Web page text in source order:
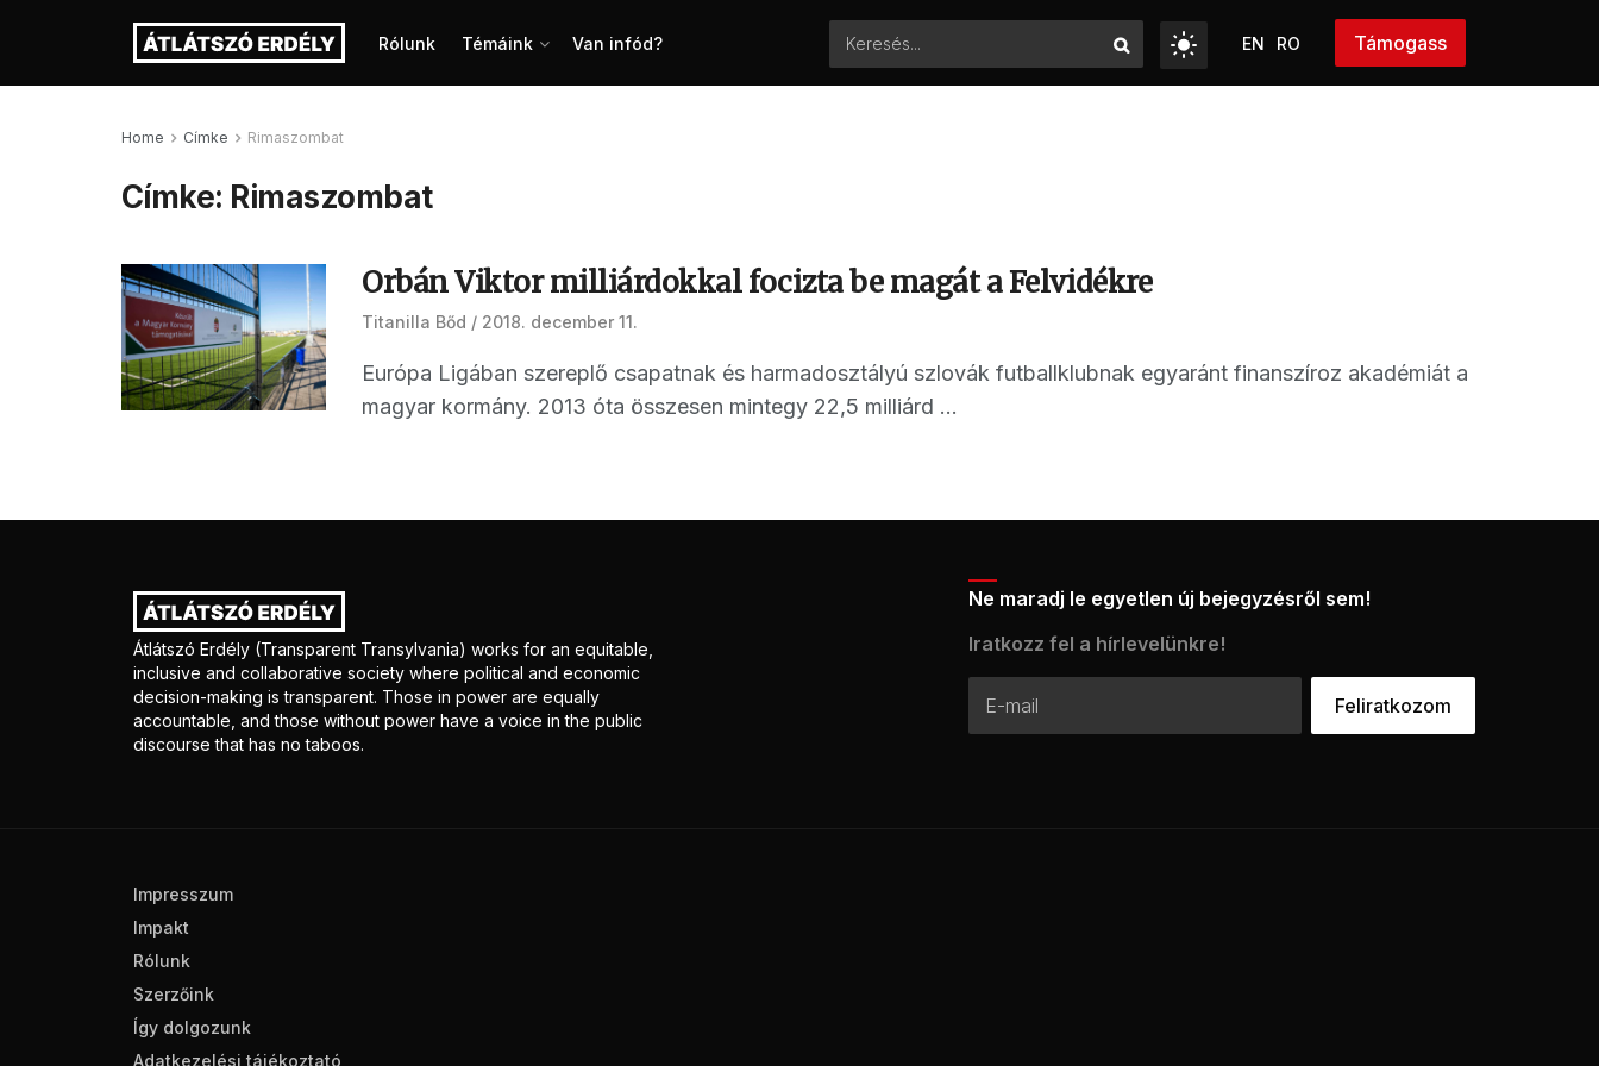
Rólunk Témáink Van infód? EN RO Támogass
Home Címke Rimaszombat
Címke: Rimaszombat
Orbán Viktor milliárdokkal focizta be magát a Felvidékre
Titanilla Bőd 2018. december 11.
Európa Ligában szereplő csapatnak és harmadosztályú szlovák futballklubnak egyaránt finanszíroz akadémiát a
magyar kormány. 2013 óta összesen mintegy 22,5 milliárd ...
Átlátszó Erdély (Transparent Transylvania) works for an equitable,
inclusive and collaborative society where political and economic
decision-making is transparent. Those in power are equally
accountable, and those without power have a voice in the public
discourse that has no taboos.
Ne maradj le egyetlen új bejegyzésről sem!
Iratkozz fel a hírlevelünkre!
Impresszum
Impakt
Rólunk
Szerzőink
Így dolgozunk
Adatkezelési tájékoztató